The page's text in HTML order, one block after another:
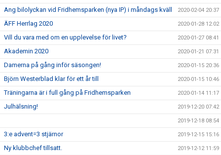
Ang bilolyckan vid Fridhemsparken (nya IP) i måndags kväll 2020-02-04 20:37
ÄFF Herrlag 2020 2020-01-28 12:02
Vill du vara med om en upplevelse för livet? 2020-01-27 08:41
Akademin 2020 2020-01-21 07:31
Damerna på gång inför säsongen! 2020-01-15 20:36
Björn Westerblad klar för ett år till 2020-01-15 10:46
Träningarna är i full gång på Fridhemsparken 2020-01-14 11:17
Julhälsning! 2019-12-20 07:42
2019-12-18 08:54
3:e advent=3 stjärnor 2019-12-15 15:16
Ny klubbchef tillsatt. 2019-12-12 11:59